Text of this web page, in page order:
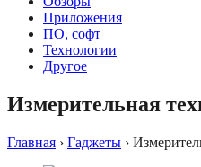
Приложения
ПО, софт
Технологии
Другое
Измерительная
Главная › Гаджеты ›